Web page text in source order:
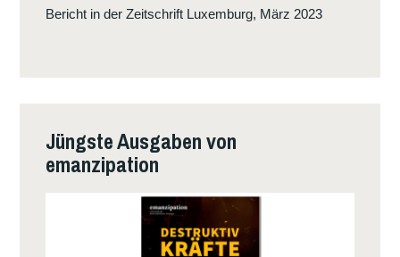
Bericht in der Zeitschrift Luxemburg, März 2023
Jüngste Ausgaben von
emanzipation